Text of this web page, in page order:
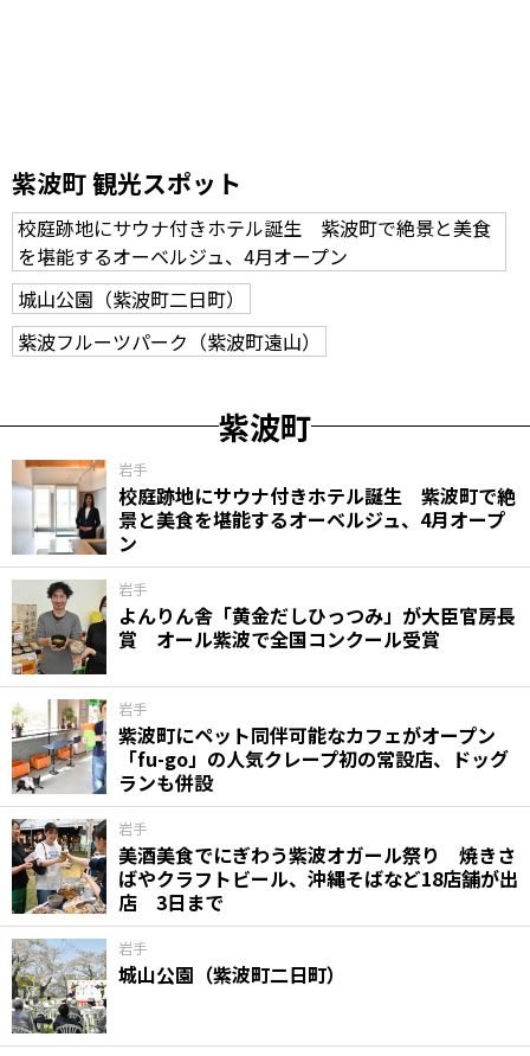
紫波町 観光スポット
校庭跡地にサウナ付きホテル誕生 紫波町で絶景と美食
を堪能するオーベルジュ、4月オープン
城山公園（紫波町二日町）
紫波フルーツパーク（紫波町遠山）
紫波町
岩手
校庭跡地にサウナ付きホテル誕生 紫波町で絶
景と美食を堪能するオーベルジュ、4月オープ
ン
岩手
よんりん舎「黄金だしひっつみ」が大臣官房長
賞 オール紫波で全国コンクール受賞
岩手
紫波町にペット同伴可能なカフェがオープン
「fu-go」の人気クレープ初の常設店、ドッグ
ランも併設
岩手
美酒美食でにぎわう紫波オガール祭り 焼きさ
ばやクラフトビール、沖縄そばなど18店舗が出
店 3日まで
岩手
城山公園（紫波町二日町）